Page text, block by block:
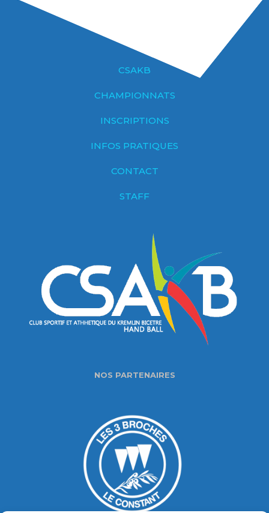
CSAKB
CHAMPIONNATS
INSCRIPTIONS
INFOS PRATIQUES
CONTACT
STAFF
NOS PARTENAIRES